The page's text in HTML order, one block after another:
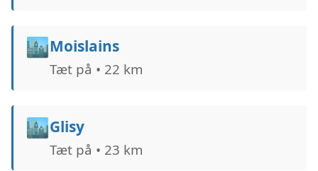
🏙️Moislains
Tæt på • 22 km
🏙️Glisy
Tæt på • 23 km